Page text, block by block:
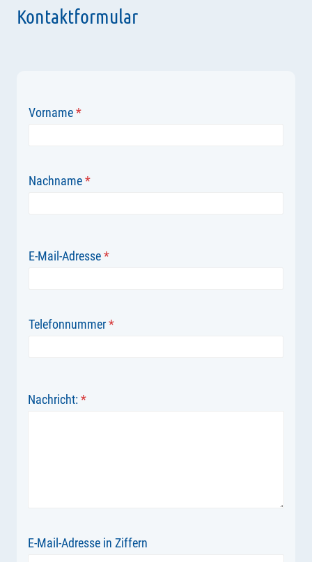
Kontaktformular
Vorname*
Nachname*
E-Mail-Adresse*
Telefonnummer*
Nachricht:*
E-Mail-Adresse in Ziffern